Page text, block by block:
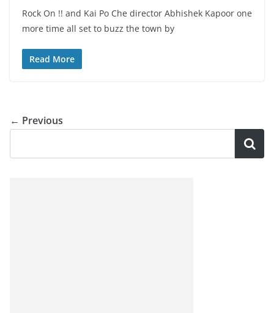
Rock On !! and Kai Po Che director Abhishek Kapoor one
more time all set to buzz the town by
Read More
← Previous